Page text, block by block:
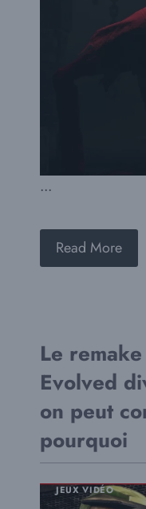
...
Read More
Le
Evolved
on peut
pourquoi
JEUX VIDÉO